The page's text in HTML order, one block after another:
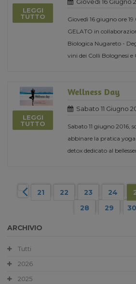
LEGGI
TUTTO
Giovedi 16 Giugno
Giovedì 16 giugno ore
GELATO in
Biologica Nugareto -
vini dei Colli Bolognesi
LEGGI
TUTTO
Wellness Day
Sabato 11 Giugno
Sabato 11 giugno 2016,
abbinare la pratica
detox dedicato al
21 22 23 24
28
29 30
ARCHIVIO
Tutti
2026
2025